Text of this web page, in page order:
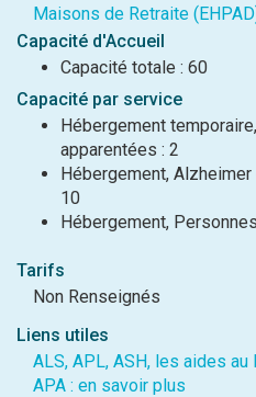
Maisons de Retraite
Capacité d'Accueil
Capacité totale : 60
Capacité par service
Hébergement
apparentées : 2
Hébergement,
10
Hébergement,
Tarifs
Non Renseignés
Liens utiles
ALS, APL, ASH, les aides au
APA : en savoir plus